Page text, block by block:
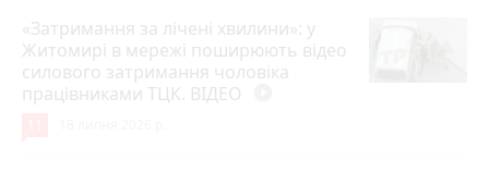
«Затримання за лічені хвилини»: у
Житомирі в мережі поширюють відео
силового затримання чоловіка
працівниками ТЦК. ВІДЕО